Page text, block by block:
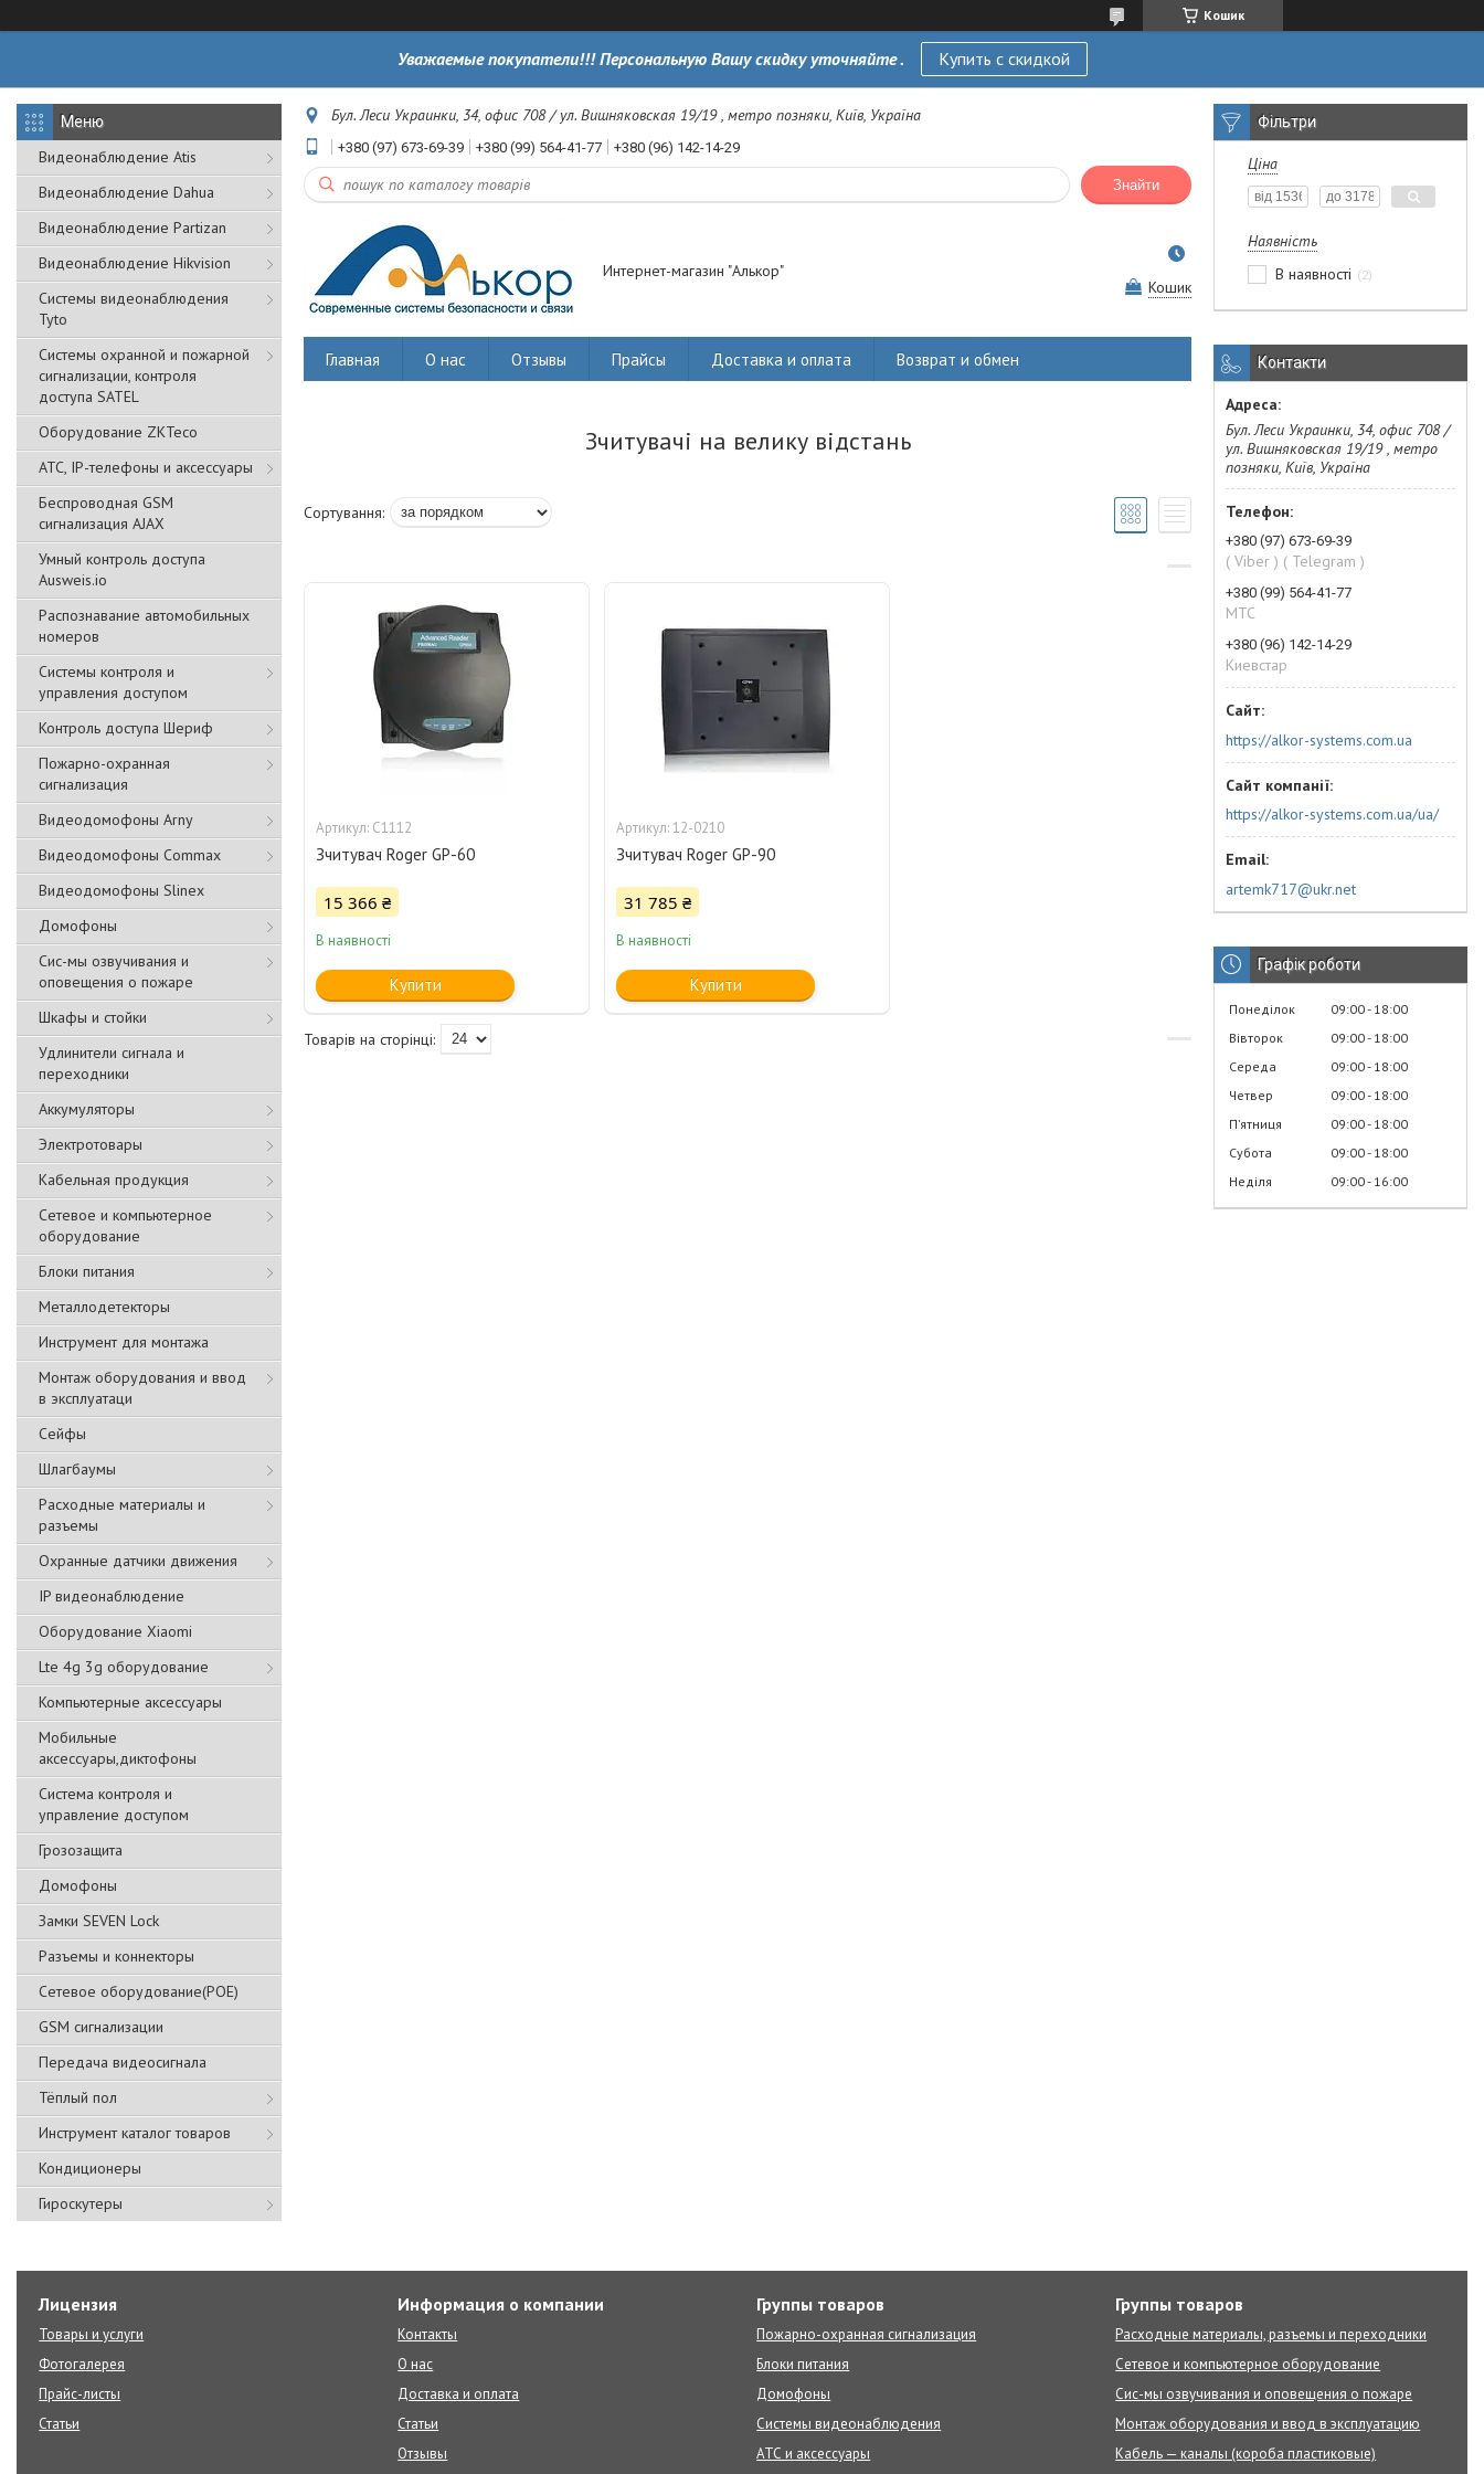
Кошик
Уважаемые покупатели!!! Персональную Вашу скидку уточняйте . Купить с скидкой
Видеонаблюдение Atis
Видеонаблюдение Dahua
Видеонаблюдение Partizan
Видеонаблюдение Hikvision
Системы видеонаблюдения
Tyto
Cистемы охранной и пожарной
сигнализации, контроля
доступа SATEL
Оборудование ZKTeco
АТС, IP-телефоны и аксессуары
Беспроводная GSM
сигнализация АJAX
Умный контроль доступа
Ausweis.io
Распознавание автомобильных
номеров
Системы контроля и
управления доступом
Контроль доступа Шериф
Пожарно-охранная
сигнализация
Видеодомофоны Arny
Видеодомофоны Commax
Видеодомофоны Slinex
Домофоны
Сис-мы озвучивания и
оповещения о пожаре
Шкафы и стойки
Удлинители сигнала и
переходники
Аккумуляторы
Электротовары
Кабельная продукция
Сетевое и компьютерное
оборудование
Блоки питания
Металлодетекторы
Инструмент для монтажа
Монтаж оборудования и ввод
в эксплуатаци
Сейфы
Шлагбаумы
Расходные материалы и
разъемы
Охранные датчики движения
IP видеонаблюдение
Оборудование Xiaomi
Lte 4g 3g оборудование
Компьютерные аксессуары
Мобильные
аксессуары,диктофоны
Система контроля и
управление доступом
Грозозащита
Домофоны
Замки SEVEN Lock
Разъемы и коннекторы
Сетевое оборудование(POE)
GSM сигнализации
Передача видеосигнала
Тёплый пол
Инструмент каталог товаров
Кондиционеры
Гироскутеры
Бул. Леси Украинки, 34, офис 708 / ул. Вишняковская 19/19 , метро позняки, Київ, Україна
+380 (97) 673-69-39 +380 (99) 564-41-77 +380 (96) 142-14-29
Знайти
Интернет-магазин "Алькор"
Кошик
Главная О нас Отзывы Прайсы Доставка и оплата Возврат и обмен
Зчитувачі на велику відстань
C1112
Зчитувач Roger GP-60
15 366 ₴
В наявності
Купити
12-0210
Зчитувач Roger GP-90
31 785 ₴
В наявності
Купити
Фільтри
Ціна
Наявність
В наявності
2
Контакти
Бул. Леси Украинки, 34, офис 708 /
ул. Вишняковская 19/19 , метро
позняки, Київ, Україна
+380 (97) 673-69-39
( Viber ) ( Telegram )
+380 (99) 564-41-77
МТС
+380 (96) 142-14-29
Киевстар
https://alkor-systems.com.ua
https://alkor-systems.com.ua/ua/
artemk717@ukr.net
Графік роботи
Понеділок 09:00 18:00
Вівторок
09:00 18:00
Середа
09:00 18:00
Четвер
09:00 18:00
Пʼятниця
09:00 18:00
Субота
09:00 18:00
Неділя
09:00 16:00
Лицензия
Товары и услуги
Фотогалерея
Прайс-листы
Статьи
Информация о компании
Контакты
О нас
Доставка и оплата
Статьи
Отзывы
Группы товаров
Пожарно-охранная сигнализация
Блоки питания
Домофоны
Системы видеонаблюдения
АТС и аксессуары
Группы товаров
Расходные материалы, разъемы и переходники
Сетевое и компьютерное оборудование
Сис-мы озвучивания и оповещения о пожаре
Монтаж оборудования и ввод в эксплуатацию
Кабель — каналы (короба пластиковые)